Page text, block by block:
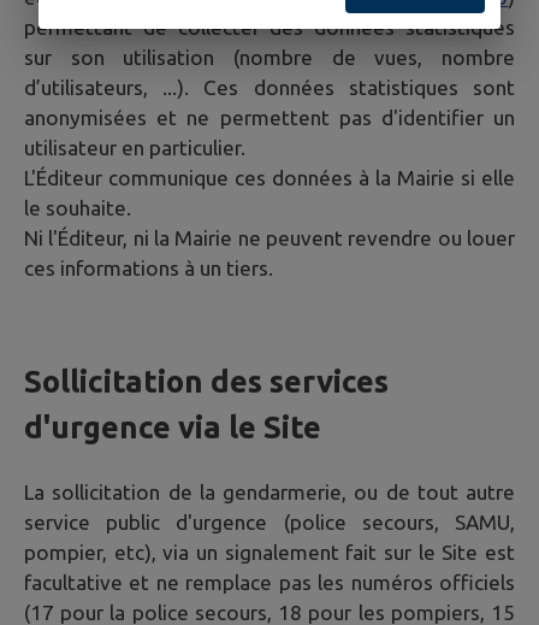
permettant de collecter des données statistiques
sur son utilisation (nombre de vues, nombre
d’utilisateurs, ...). Ces données statistiques sont
anonymisées et ne permettent pas d'identifier un
utilisateur en particulier.
L'Éditeur communique ces données à la Mairie si elle
le souhaite.
Ni l'Éditeur, ni la Mairie ne peuvent revendre ou louer
ces informations à un tiers.
Sollicitation des services
d'urgence via le Site
La sollicitation de la gendarmerie, ou de tout autre
service public d'urgence (police secours, SAMU,
pompier, etc), via un signalement fait sur le Site est
facultative et ne remplace pas les numéros officiels
(17 pour la police secours, 18 pour les pompiers, 15